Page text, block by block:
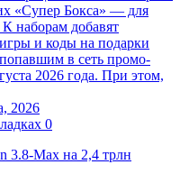
«Супер Бокса» — для
наборам добавят
и коды на подарки
в сеть промо-
2026 года. При этом,
2026
0